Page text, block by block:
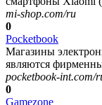
mi-shop.com/ru
0
Pocketbook
Магазины
являются
pocketbook-int.com/
0
Gamezone